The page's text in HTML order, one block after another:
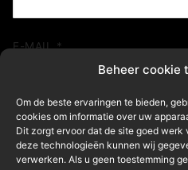
Beheer cookie
Om de beste ervaringen te bieden,
cookies om informatie over uw
Dit zorgt ervoor dat de site goed werk
deze technologieën kunnen wij
verwerken. Als u geen toestemming
E-MAIL*
SITE